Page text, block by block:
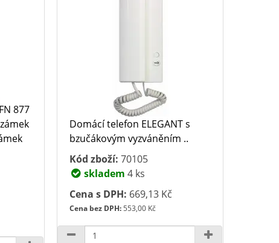
877
Domácí telefon ELEGANT s
bzučákovým vyzváněním ..
Kód zboží: 70105
skladem 4 ks
Cena s DPH: 669,13 Kč
Cena bez DPH:553,00 Kč